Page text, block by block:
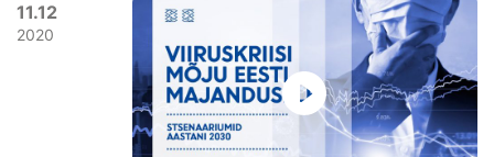
11.12
2020